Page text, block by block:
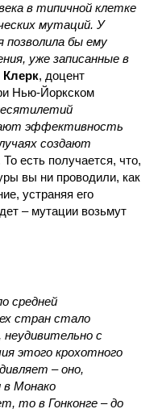
в типичной клетке
мутаций. У
позволила бы ему
уже записанные в
, доцент
Нью-Йоркском
эффективность
создают
То есть получается, что,
вы ни проводили, как
устраняя его
– мутации возьмут
средней
стран стало
с
этого крохотного
– оно,
в Монако
то в Гонконге – до